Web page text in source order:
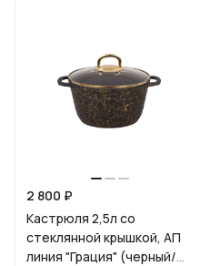
2 800 ₽
Кастрюля 2,5л со
стеклянной крышкой, АП
линия "Грация" (черный/